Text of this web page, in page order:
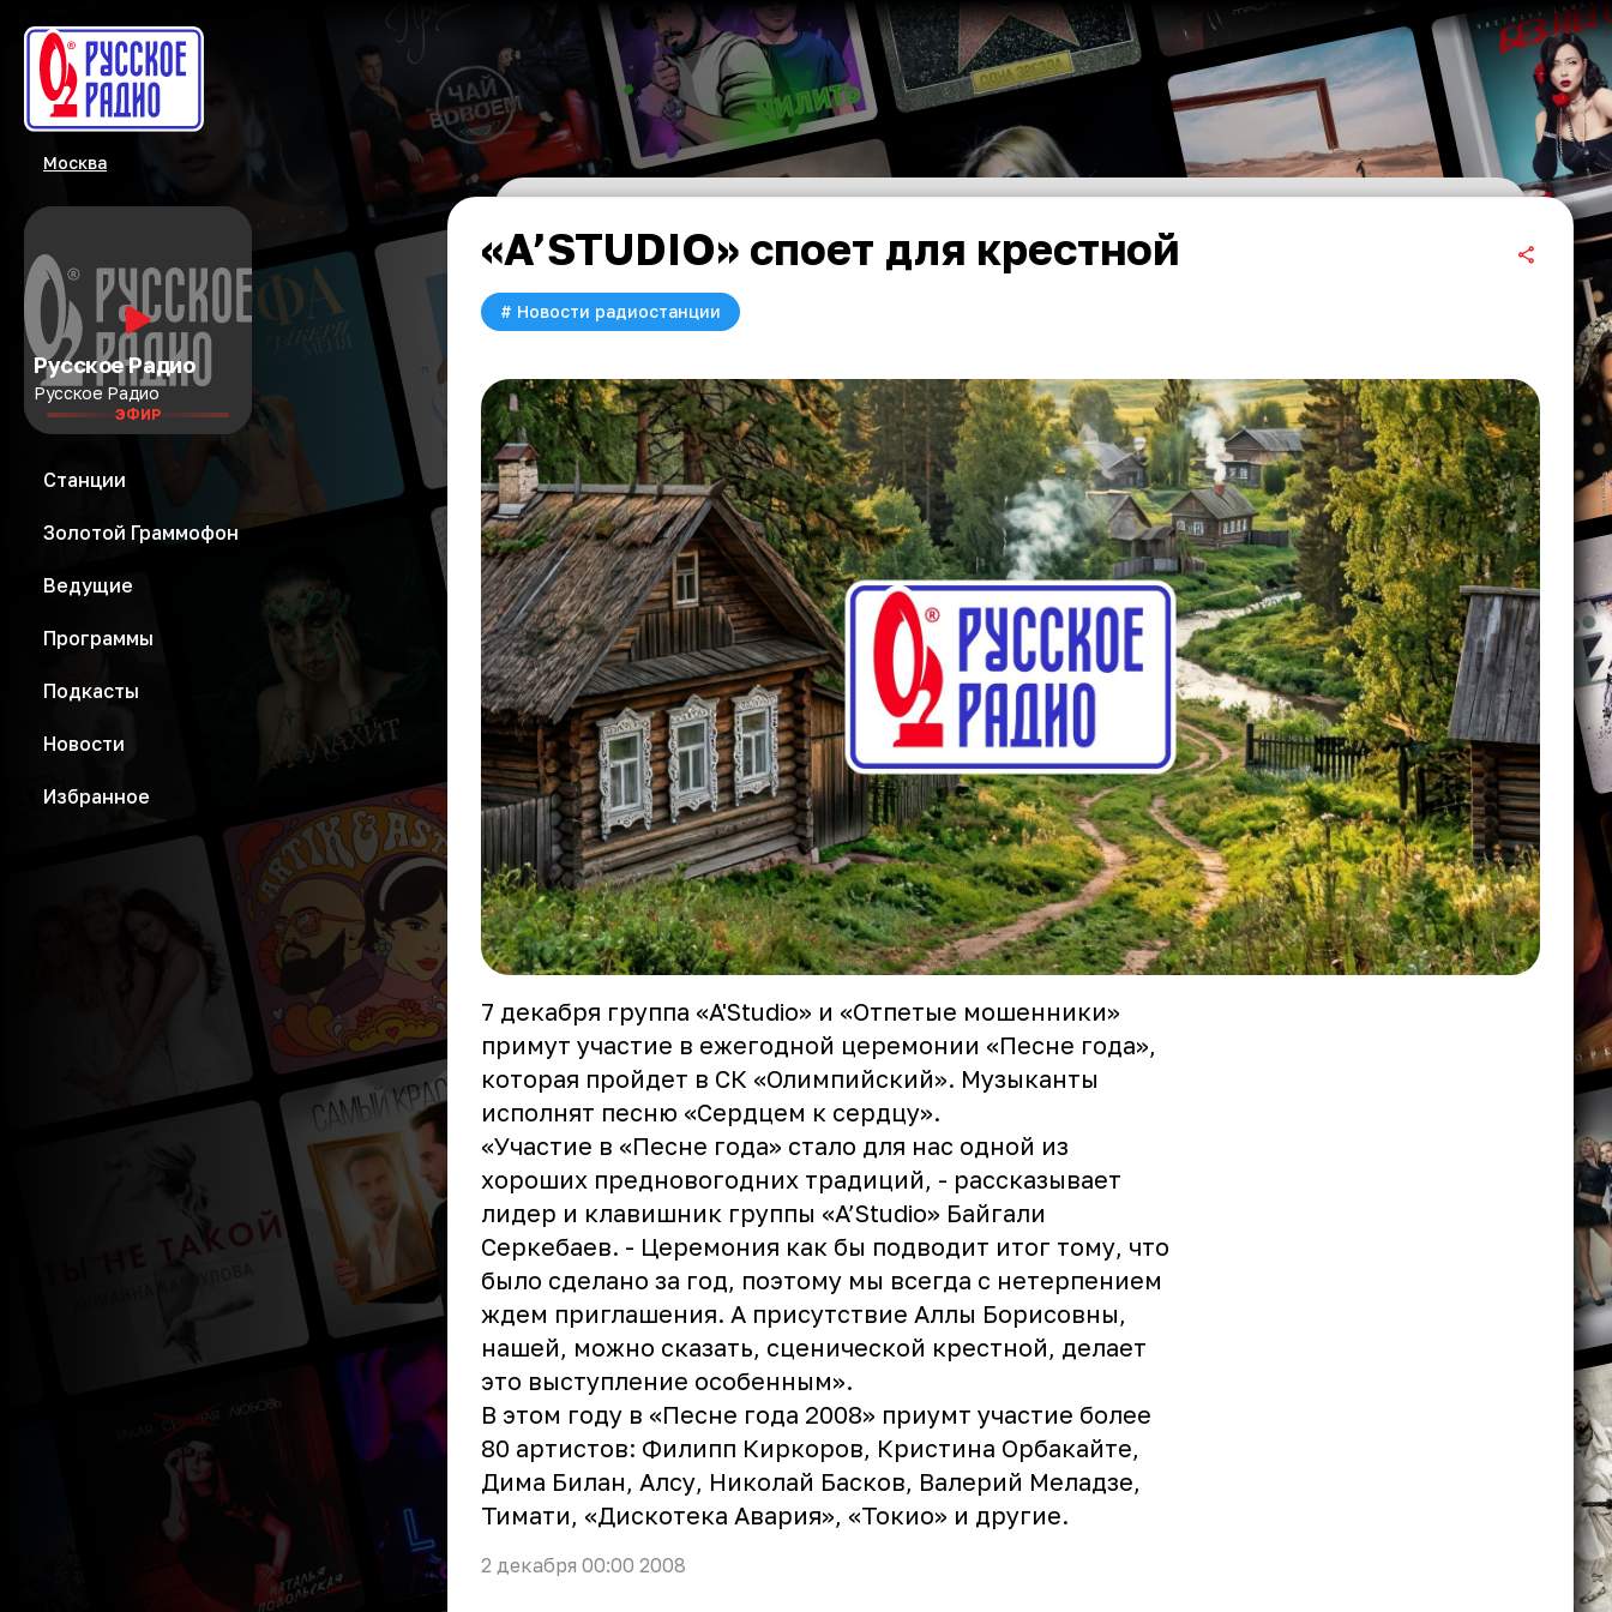
Москва
Русское Радио
Русское Радио
ЭФИР
Станции
Золотой Граммофон
Ведущие
Программы
Подкасты
Новости
Избранное
«A’STUDIO» споет для крестной
# Новости радиостанции
7 декабря группа «A'Studio» и «Отпетые мошенники»
примут участие в ежегодной церемонии «Песне года»,
которая пройдет в СК «Олимпийский». Музыканты
исполнят песню «Сердцем к сердцу».
«Участие в «Песне года» стало для нас одной из
хороших предновогодних традиций, - рассказывает
лидер и клавишник группы «A’Studio» Байгали
Серкебаев. - Церемония как бы подводит итог тому, что
было сделано за год, поэтому мы всегда с нетерпением
ждем приглашения. А присутствие Аллы Борисовны,
нашей, можно сказать, сценической крестной, делает
это выступление особенным».
В этом году в «Песне года 2008» приумт участие более
80 артистов: Филипп Киркоров, Кристина Орбакайте,
Дима Билан, Алсу, Николай Басков, Валерий Меладзе,
Тимати, «Дискотека Авария», «Токио» и другие.
2 декабря 00:00 2008